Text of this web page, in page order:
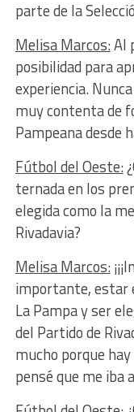
parte de la
Melisa Marcos:Al
posibilidad para
experiencia.
muy contenta de
Pampeana desde
Fútbol del Oeste:
ternada en los
elegida como la
Rivadavia?
Melisa Marcos:
importante, estar
La Pampa y ser
del Partido de
mucho porque
pensé que me iba